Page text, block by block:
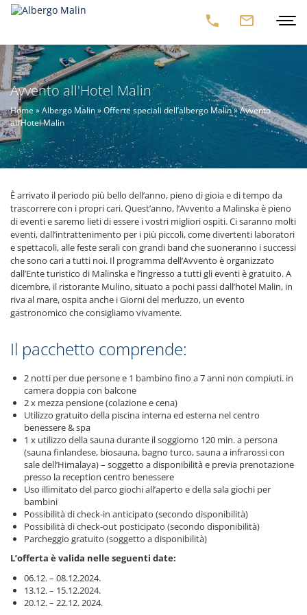
Avvento all'Hotel Malin
Home»Albergo Malin»Offerte speciali dell’albergo Malin»Avvento
all’Hotel Malin
È arrivato il periodo più bello dell’anno, pieno di gioia e di tempo da
trascorrere con i propri cari. Quest’anno, l’Avvento a Malinska è pieno
di eventi e saremo lieti di essere i vostri migliori ospiti. Ci saranno molti
eventi, dall’intrattenimento per i più piccoli, come divertenti laboratori
e spettacoli, alle feste serali con grandi band che suoneranno i successi
che sono cari a tutti noi. Il programma dell’Avvento è organizzato
dall’Ente turistico di Malinska e l’ingresso a tutti gli eventi è gratuito. A
dicembre, il ristorante Mulino, situato a pochi passi dall’hotel Malin, in
riva al mare, ospita anche i Giorni del merluzzo, un evento
gastronomico che consigliamo vivamente.
Il pacchetto comprende:
2 notti per due persone e 1 bambino fino a 7 anni non compiuti. in
camera doppia con balcone
2 x mezza pensione (colazione e cena)
Utilizzo gratuito della piscina interna ed esterna nel centro
benessere & spa
1 x utilizzo della sauna durante il soggiorno 120 min. a persona
(sauna finlandese, biosauna, bagno turco, sauna a infrarossi con
sale dell’Himalaya) – soggetto a disponibilità e previa prenotazione
presso la reception centro benessere
Uso illimitato del parco giochi all’aperto e della sala giochi per
bambini
Possibilità di check-in anticipato (secondo disponibilità)
Possibilità di check-out posticipato (secondo disponibilità)
Parcheggio gratuito (soggetto a disponibilità)
L’offerta è valida nelle seguenti date:
06.12. – 08.12.2024.
13.12. – 15.12.2024.
20.12. – 22.12. 2024.